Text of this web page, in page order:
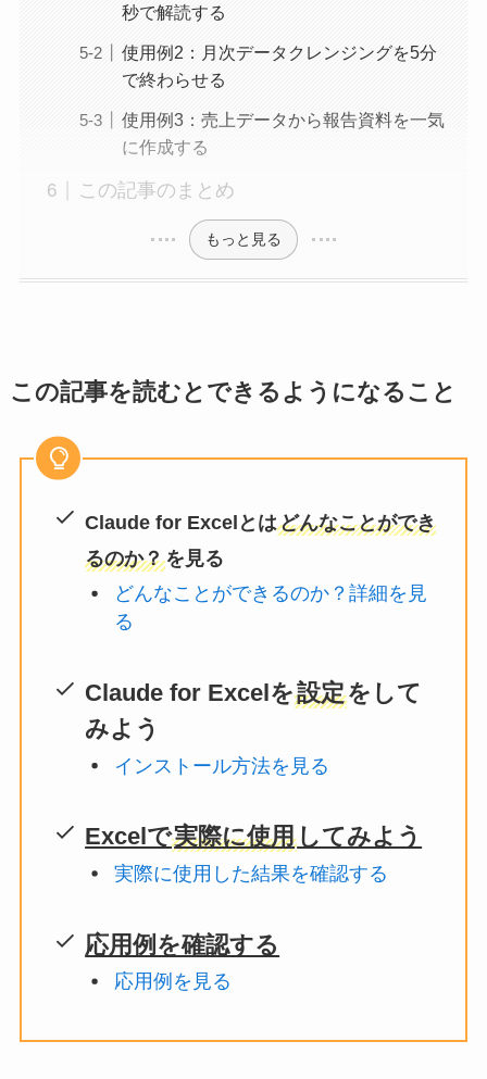
秒で解読する
使用例2：月次データクレンジングを5分
で終わらせる
使用例3：売上データから報告資料を一気
に作成する
この記事のまとめ
もっと見る
この記事を読むとできるようになること
Claude for Excelとはどんなことができ
るのか？を見る
どんなことができるのか？詳細を見
る
Claude for Excelを設定をして
みよう
インストール方法を見る
Excelで実際に使用 してみよう
実際に使用した結果を確認する
応用例を確認する
応用例を見る